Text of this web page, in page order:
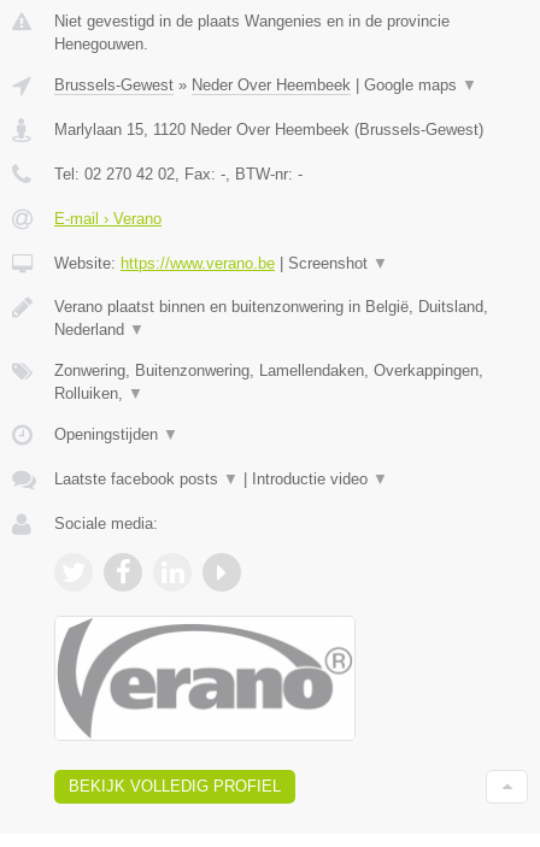
Niet gevestigd in de plaats Wangenies en in de provincie
Henegouwen.
Brussels-Gewest » Neder Over Heembeek Google maps ▼
Marlylaan 15, 1120 Neder Over Heembeek (Brussels-Gewest)
Tel: 02 270 42 02, Fax: -, BTW-nr: -
E-mail › Verano
Website: https://www.verano.be Screenshot ▼
Verano plaatst binnen en buitenzonwering in België, Duitsland,
Nederland ▼
Zonwering, Buitenzonwering, Lamellendaken, Overkappingen,
Rolluiken, ▼
Openingstijden ▼
Laatste facebook posts ▼ Introductie video ▼
Sociale media:
BEKIJK VOLLEDIG PROFIEL